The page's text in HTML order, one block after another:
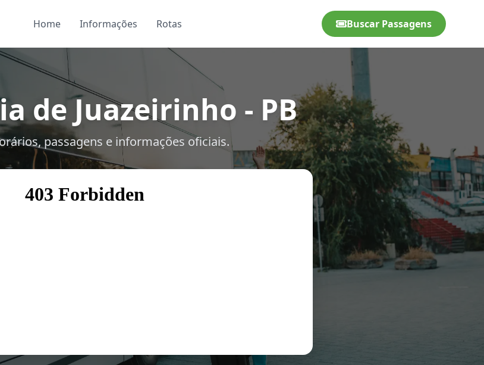
Home Informações Rotas Buscar Passagens
de Juazeirinho - PB
passagens e informações oficiais.